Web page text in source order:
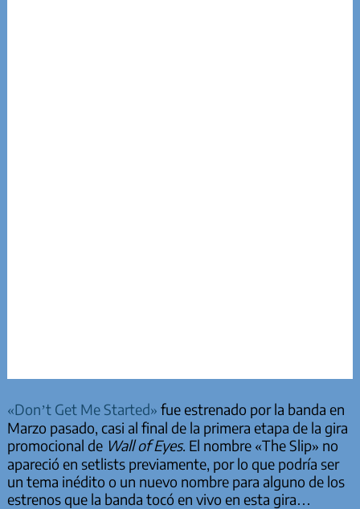
«Don’t Get Me Started» fue estrenado por la banda en
Marzo pasado, casi al final de la primera etapa de la gira
promocional de Wall of Eyes. El nombre «The Slip» no
apareció en setlists previamente, por lo que podría ser
un tema inédito o un nuevo nombre para alguno de los
estrenos que la banda tocó en vivo en esta gira…